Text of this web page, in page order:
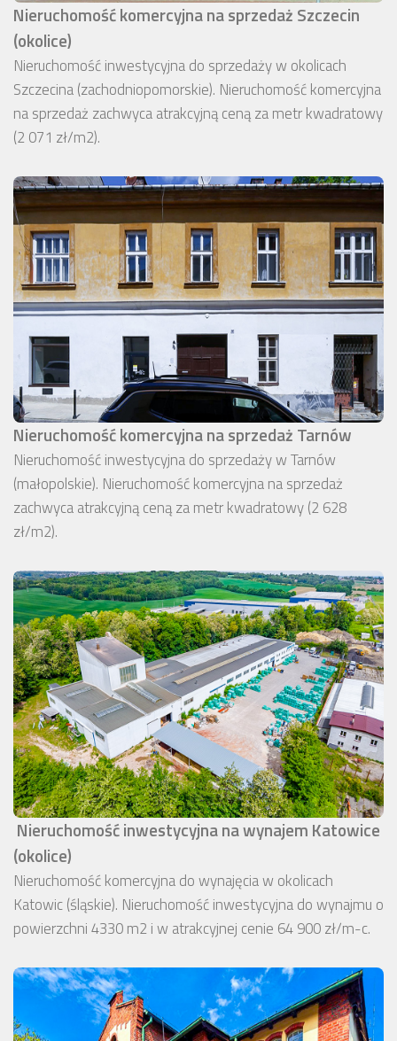
Nieruchomość komercyjna na sprzedaż Szczecin
(okolice)
Nieruchomość inwestycyjna do sprzedaży w okolicach
Szczecina (zachodniopomorskie). Nieruchomość komercyjna
na sprzedaż zachwyca atrakcyjną ceną za metr kwadratowy
(2 071 zł/m2).
Nieruchomość komercyjna na sprzedaż Tarnów
Nieruchomość inwestycyjna do sprzedaży w Tarnów
(małopolskie). Nieruchomość komercyjna na sprzedaż
zachwyca atrakcyjną ceną za metr kwadratowy (2 628
zł/m2).
Nieruchomość inwestycyjna na wynajem Katowice
(okolice)
Nieruchomość komercyjna do wynajęcia w okolicach
Katowic (śląskie). Nieruchomość inwestycyjna do wynajmu o
powierzchni 4330 m2 i w atrakcyjnej cenie 64 900 zł/m-c.